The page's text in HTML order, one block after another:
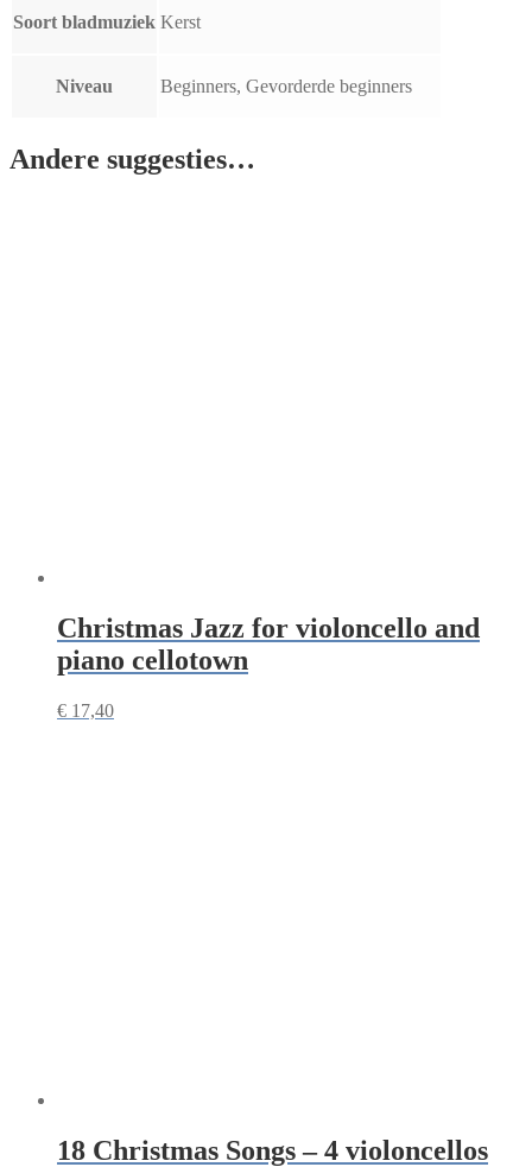
Soort bladmuziek Kerst
Niveau Beginners, Gevorderde beginners
Andere suggesties…
Christmas Jazz for violoncello and
piano cellotown
€ 17,40
18 Christmas Songs – 4 violoncellos